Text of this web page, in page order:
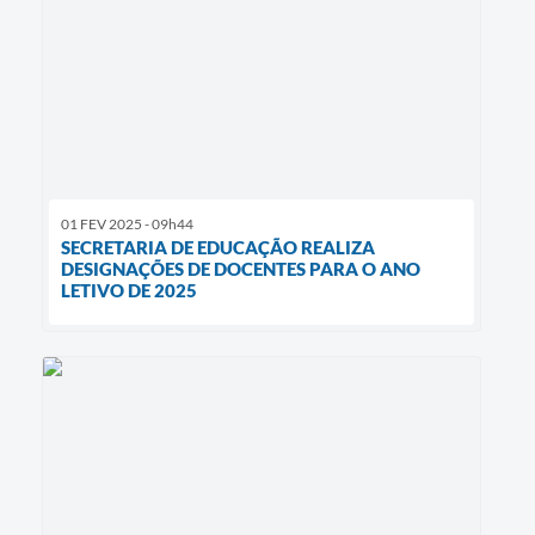
01 FEV 2025 - 09h44
SECRETARIA DE EDUCAÇÃO REALIZA
DESIGNAÇÕES DE DOCENTES PARA O ANO
LETIVO DE 2025